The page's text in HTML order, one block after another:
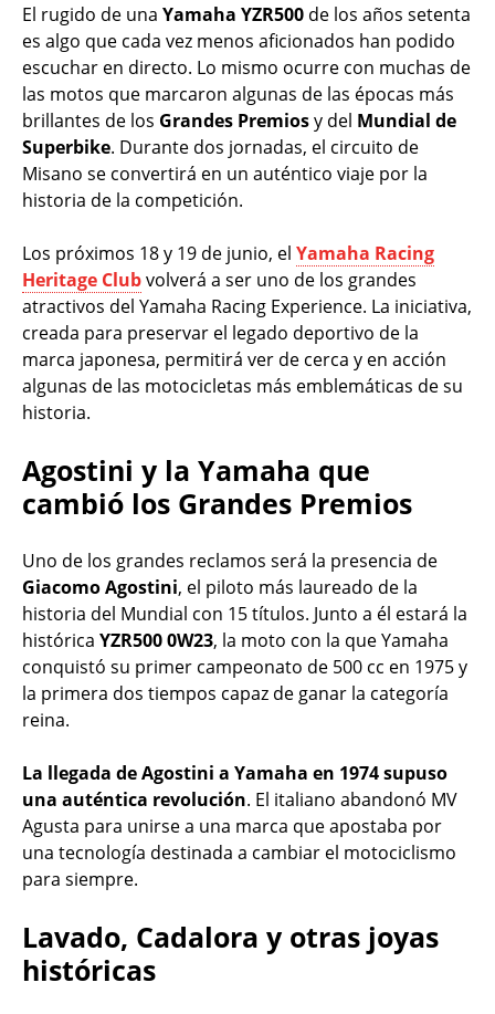
El rugido de una Yamaha YZR500 de los años setenta
es algo que cada vez menos aficionados han podido
escuchar en directo. Lo mismo ocurre con muchas de
las motos que marcaron algunas de las épocas más
brillantes de los Grandes Premiosy del Mundial de
Superbike. Durante dos jornadas, el circuito de
Misano se convertirá en un auténtico viaje por la
historia de la competición.
Los próximos 18 y 19 de junio, el Yamaha Racing
Heritage Clubvolverá a ser uno de los grandes
atractivos del Yamaha Racing Experience. La iniciativa,
creada para preservar el legado deportivo de la
marca japonesa, permitirá ver de cerca y en acción
algunas de las motocicletas más emblemáticas de su
historia.
Agostini y la Yamaha que
cambió los Grandes Premios
Uno de los grandes reclamos será la presencia de
Giacomo Agostini, el piloto más laureado de la
historia del Mundial con 15 títulos. Junto a él estará la
histórica YZR500 0W23, la moto con la que Yamaha
conquistó su primer campeonato de 500 cc en 1975 y
la primera dos tiempos capaz de ganar la categoría
reina.
La llegada de Agostini a Yamaha en 1974 supuso
una auténtica revolución. El italiano abandonó MV
Agusta para unirse a una marca que apostaba por
una tecnología destinada a cambiar el motociclismo
para siempre.
Lavado, Cadalora y otras joyas
históricas